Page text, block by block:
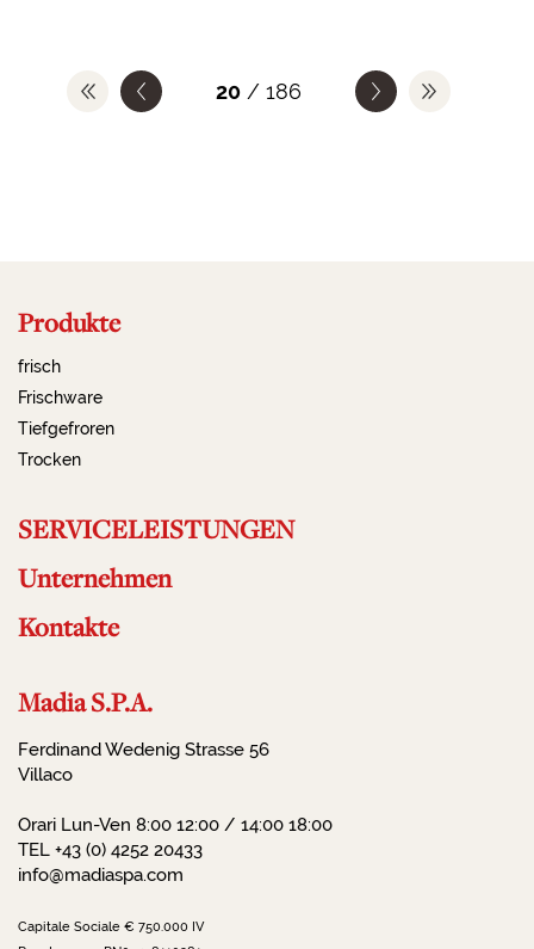
20/ 186
Produkte
frisch
Frischware
Tiefgefroren
Trocken
SERVICELEISTUNGEN
Unternehmen
Kontakte
Madia S.P.A.
Ferdinand Wedenig Strasse 56
Villaco
Orari Lun-Ven 8:00 12:00 / 14:00 18:00
TEL +43 (0) 4252 20433
info@madiaspa.com
Capitale Sociale € 750.000 IV